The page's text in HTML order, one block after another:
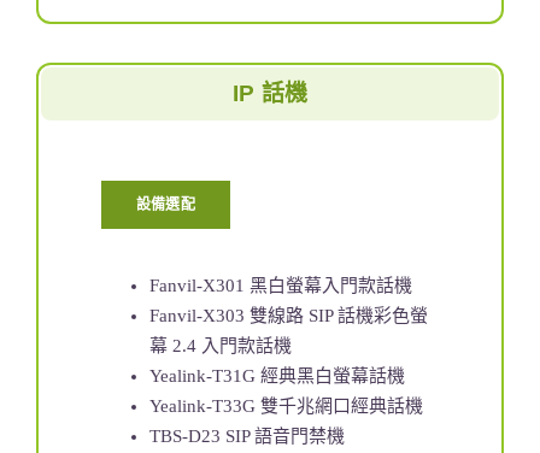
IP 話機
設備選配
Fanvil-X301 黑白螢幕入門款話機
Fanvil-X303 雙線路 SIP 話機彩色螢
幕 2.4 入門款話機
Yealink-T31G 經典黑白螢幕話機
Yealink-T33G 雙千兆網口經典話機
TBS-D23 SIP 語音門禁機